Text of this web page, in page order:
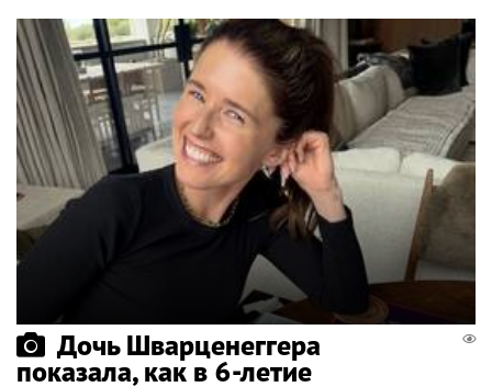
Дочь Шварценеггера
показала, как в 6-летие